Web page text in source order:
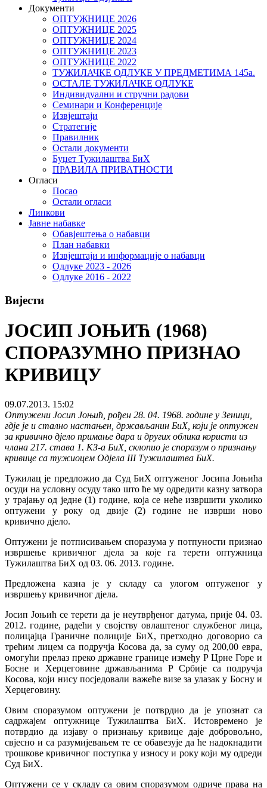
Документи
ОПТУЖНИЦЕ 2026
ОПТУЖНИЦЕ 2025
ОПТУЖНИЦЕ 2024
ОПТУЖНИЦЕ 2023
ОПТУЖНИЦЕ 2022
ТУЖИЛАЧКЕ ОДЛУКЕ У ПРЕДМЕТИМА 145а.
ОСТАЛЕ ТУЖИЛАЧКЕ ОДЛУКЕ
Индивидуални и стручни радови
Семинари и Конференције
Извјештаји
Стратегије
Правилник
Остали документи
Буџет Тужилаштва БиХ
ПРАВИЛА ПРИВАТНОСТИ
Огласи
Посао
Остали огласи
Линкови
Јавне набавке
Обавјештења о набавци
План набавки
Извјештаји и информације о набавци
Одлуке 2023 - 2026
Одлуке 2016 - 2022
Вијести
ЈОСИП ЈОЊИЋ (1968)
СПОРАЗУМНО ПРИЗНАО
КРИВИЦУ
09.07.2013. 15:02
Оптужени Јосип Јоњић, рођен 28. 04. 1968. године у Зеници,
гдје је и стално настањен, држављанин БиХ, који је оптужен
за кривично дјело примање дара и других облика користи из
члана 217. става 1. КЗ-а БиХ, склопио је споразум о признању
кривице са тужиоцем Одјела III Тужилаштва БиХ.
Тужилац је предложио да Суд БиХ оптуженог Јосипа Јоњића
осуди на условну осуду тако што ће му одредити казну затвора
у трајању од једне (1) године, која се неће извршити уколико
оптужени у року од двије (2) године не изврши ново
кривично дјело.
Оптужени је потписивањем споразума у потпуности признао
извршење кривичног дјела за које га терети оптужница
Тужилаштва БиХ од 03. 06. 2013. године.
Предложена казна је у складу са улогом оптуженог у
извршењу кривичног дјела.
Јосип Јоњић се терети да је неутврђеног датума, прије 04. 03.
2012. године, радећи у својству овлаштеног службеног лица,
полицајца Граничне полиције БиХ, претходно договорио са
трећим лицем са подручја Косова да, за суму од 200,00 евра,
омогући прелаз преко државне границе између Р Црне Горе и
Босне и Херцеговине држављанима Р Србије са подручја
Косова, који нису посједовали важеће визе за улазак у Босну и
Херцеговину.
Овим споразумом оптужени је потврдио да је упознат са
садржајем оптужнице Тужилаштва БиХ. Истовремено је
потврдио да изјаву о признању кривице даје добровољно,
свјесно и са разумијевањем те се обавезује да ће надокнадити
трошкове кривичног поступка у износу и року који му одреди
Суд БиХ.
Оптужени се у складу са овим споразумом одриче права на